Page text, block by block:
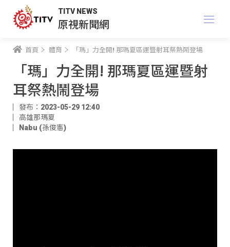
TITV NEWS
原視新聞網
首頁 體育 「瑪」力全開! 那瑪夏區運暨射耳祭熱鬧登場
「瑪」力全開! 那瑪夏區運暨射
耳祭熱鬧登場
發布：2023-05-29 12:40
高雄那瑪夏
Nabu (孫俊憲)